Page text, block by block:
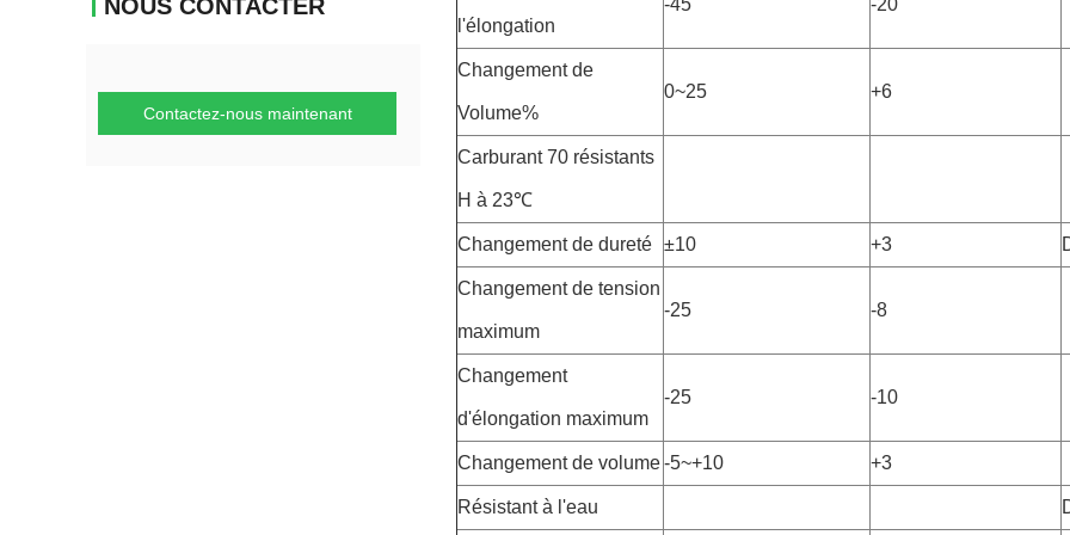
NOUS CONTACTER
Contactez-nous maintenant
l'élongation
-45 -20
Changement de
Volume%
0~25 +6
Carburant 70 résistants
H à 23℃
Changement de dureté ±10 +3
Changement de tension
maximum
-25 -8
Changement
d'élongation maximum
-25 -10
Changement de volume-5~+10 +3
Résistant à l'eau